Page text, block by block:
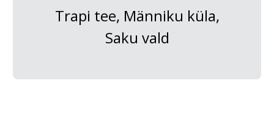
Trapi tee, Männiku küla,
Saku vald